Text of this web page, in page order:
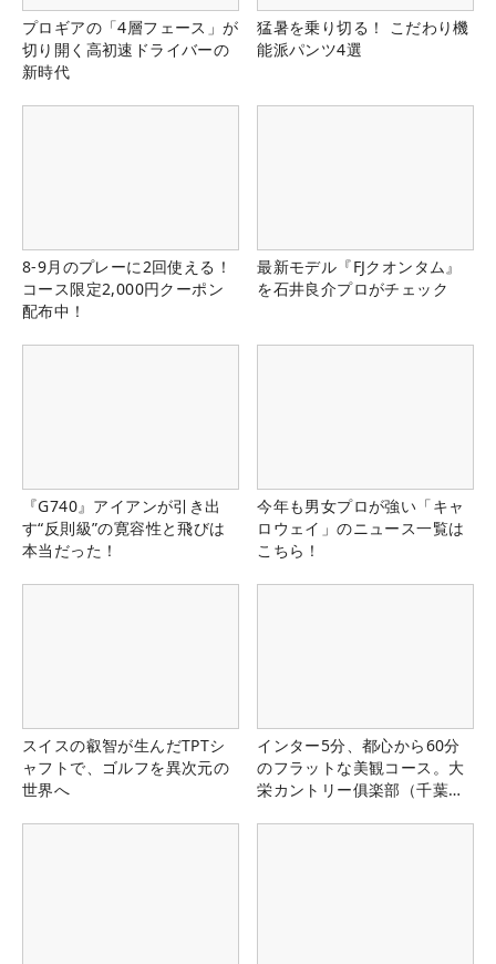
プロギアの「4層フェース」が
切り開く高初速ドライバーの
新時代
猛暑を乗り切る！ こだわり機
能派パンツ4選
8-9月のプレーに2回使える！
コース限定2,000円クーポン
配布中！
最新モデル『FJクオンタム』
を石井良介プロがチェック
『G740』アイアンが引き出
す“反則級”の寛容性と飛びは
本当だった！
今年も男女プロが強い「キャ
ロウェイ」のニュース一覧は
こちら！
スイスの叡智が生んだTPTシ
ャフトで、ゴルフを異次元の
世界へ
インター5分、都心から60分
のフラットな美観コース。大
栄カントリー俱楽部（千葉